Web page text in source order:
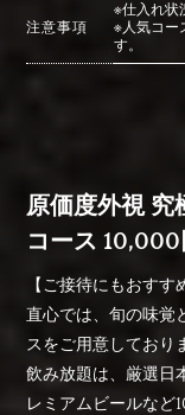
注意事項
※仕入れ状
※人気コー
す。
原価度外視 究
コース 10,000
【ご接待にもおすす
直心では、旬の味覚
スをご用意しており
飲み放題は、厳選日
レミアムビールなど